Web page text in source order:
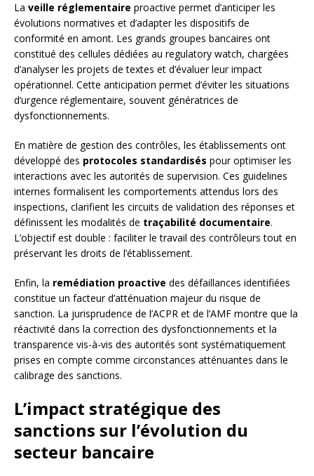
La veille réglementaire proactive permet d’anticiper les
évolutions normatives et d’adapter les dispositifs de
conformité en amont. Les grands groupes bancaires ont
constitué des cellules dédiées au regulatory watch, chargées
d’analyser les projets de textes et d’évaluer leur impact
opérationnel. Cette anticipation permet d’éviter les situations
d’urgence réglementaire, souvent génératrices de
dysfonctionnements.
En matière de gestion des contrôles, les établissements ont
développé des protocoles standardisés pour optimiser les
interactions avec les autorités de supervision. Ces guidelines
internes formalisent les comportements attendus lors des
inspections, clarifient les circuits de validation des réponses et
définissent les modalités de traçabilité documentaire.
L’objectif est double : faciliter le travail des contrôleurs tout en
préservant les droits de l’établissement.
Enfin, la remédiation proactive des défaillances identifiées
constitue un facteur d’atténuation majeur du risque de
sanction. La jurisprudence de l’ACPR et de l’AMF montre que la
réactivité dans la correction des dysfonctionnements et la
transparence vis-à-vis des autorités sont systématiquement
prises en compte comme circonstances atténuantes dans le
calibrage des sanctions.
L’impact stratégique des
sanctions sur l’évolution du
secteur bancaire